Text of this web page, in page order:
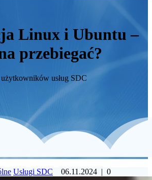
Linux i Ubuntu –
przebiegać?
usług SDC
Usługi SDC 06.11.2024 | 0